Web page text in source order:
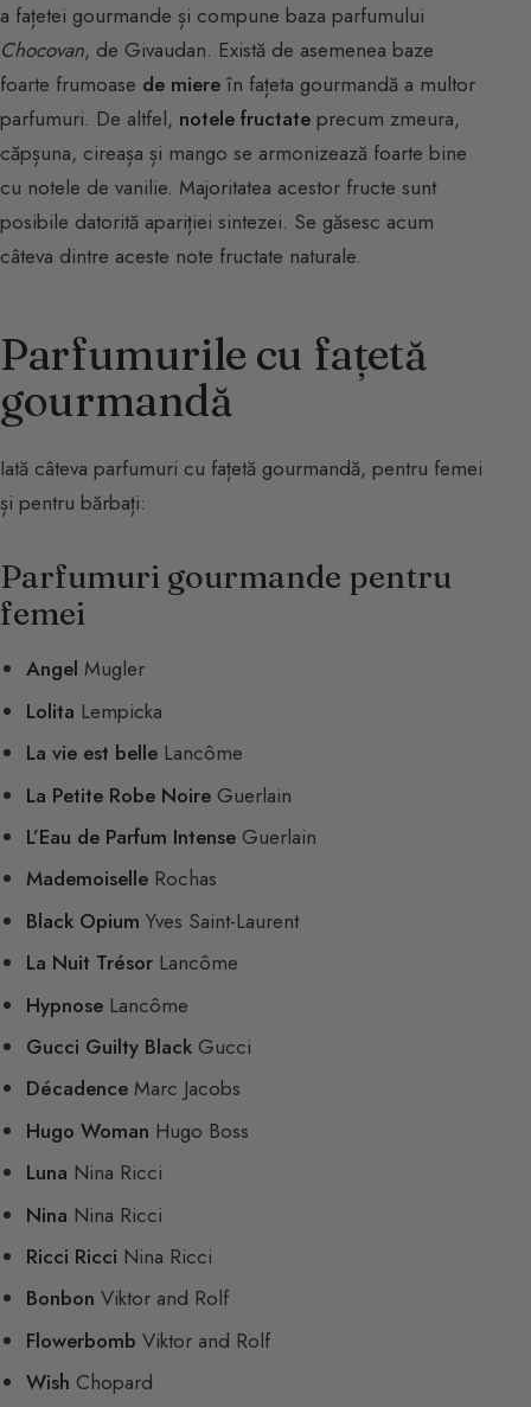
a fațetei gourmande și compune baza parfumului
Chocovan, de Givaudan. Există de asemenea baze
foarte frumoase de miere în fațeta gourmandă a multor
parfumuri. De altfel, notele fructate precum zmeura,
căpșuna, cireașa și mango se armonizează foarte bine
cu notele de vanilie. Majoritatea acestor fructe sunt
posibile datorită apariției sintezei. Se găsesc acum
câteva dintre aceste note fructate naturale.
Parfumurile cu fațetă
gourmandă
Iată câteva parfumuri cu fațetă gourmandă, pentru femei
și pentru bărbați:
Parfumuri gourmande pentru
femei
Angel Mugler
Lolita Lempicka
La vie est belle Lancôme
La Petite Robe Noire Guerlain
L’Eau de Parfum Intense Guerlain
Mademoiselle Rochas
Black Opium Yves Saint-Laurent
La Nuit Trésor Lancôme
Hypnose Lancôme
Gucci Guilty Black Gucci
Décadence Marc Jacobs
Hugo Woman Hugo Boss
Luna Nina Ricci
Nina Nina Ricci
Ricci Ricci Nina Ricci
Bonbon Viktor and Rolf
Flowerbomb Viktor and Rolf
Wish Chopard